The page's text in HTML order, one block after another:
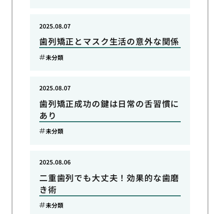
歯列矯正とマスク生活の意外な関係
2025.08.07
未分類
歯列矯正成功の鍵は日常の舌習慣に
あり
2025.08.07
未分類
二重歯列でも大丈夫！効果的な歯磨
き術
2025.08.06
未分類